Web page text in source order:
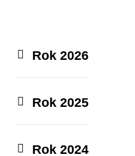
Rok 2026
Rok 2025
Rok 2024